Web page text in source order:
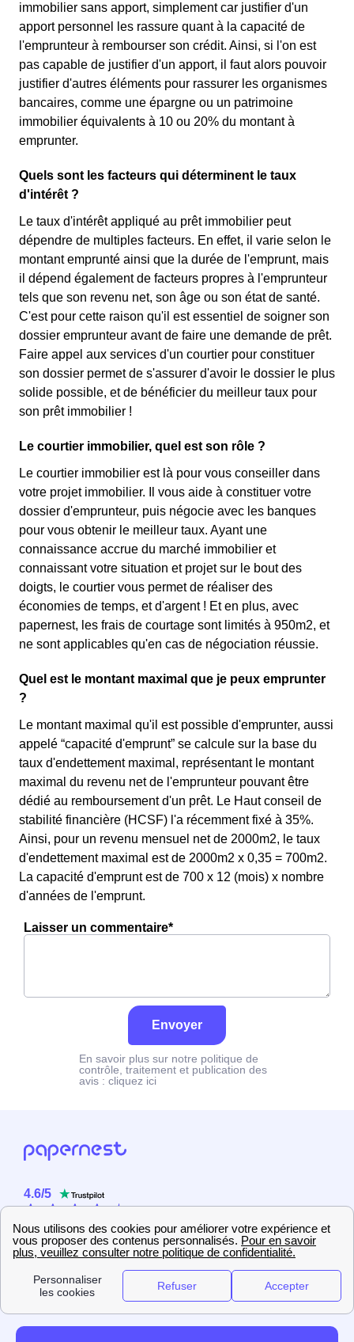
immobilier sans apport, simplement car justifier d'un
apport personnel les rassure quant à la capacité de
l'emprunteur à rembourser son crédit. Ainsi, si l'on est
pas capable de justifier d'un apport, il faut alors pouvoir
justifier d'autres éléments pour rassurer les organismes
bancaires, comme une épargne ou un patrimoine
immobilier équivalents à 10 ou 20% du montant à
emprunter.
Quels sont les facteurs qui déterminent le taux
d'intérêt ?
Le taux d'intérêt appliqué au prêt immobilier peut
dépendre de multiples facteurs. En effet, il varie selon le
montant emprunté ainsi que la durée de l'emprunt, mais
il dépend également de facteurs propres à l'emprunteur
tels que son revenu net, son âge ou son état de santé.
C'est pour cette raison qu'il est essentiel de soigner son
dossier emprunteur avant de faire une demande de prêt.
Faire appel aux services d'un courtier pour constituer
son dossier permet de s'assurer d'avoir le dossier le plus
solide possible, et de bénéficier du meilleur taux pour
son prêt immobilier !
Le courtier immobilier, quel est son rôle ?
Le courtier immobilier est là pour vous conseiller dans
votre projet immobilier. Il vous aide à constituer votre
dossier d'emprunteur, puis négocie avec les banques
pour vous obtenir le meilleur taux. Ayant une
connaissance accrue du marché immobilier et
connaissant votre situation et projet sur le bout des
doigts, le courtier vous permet de réaliser des
économies de temps, et d'argent ! Et en plus, avec
papernest, les frais de courtage sont limités à 950m2, et
ne sont applicables qu'en cas de négociation réussie.
Quel est le montant maximal que je peux emprunter
?
Le montant maximal qu'il est possible d'emprunter, aussi
appelé “capacité d'emprunt” se calcule sur la base du
taux d'endettement maximal, représentant le montant
maximal du revenu net de l'emprunteur pouvant être
dédié au remboursement d'un prêt. Le Haut conseil de
stabilité financière (HCSF) l'a récemment fixé à 35%.
Ainsi, pour un revenu mensuel net de 2000m2, le taux
d'endettement maximal est de 2000m2 x 0,35 = 700m2.
La capacité d'emprunt est de 700 x 12 (mois) x nombre
d'années de l'emprunt.
Laisser un commentaire*
Envoyer
En savoir plus sur notre politique de
contrôle, traitement et publication des
avis : cliquez ici
4.6/5
2358 utilisateurs